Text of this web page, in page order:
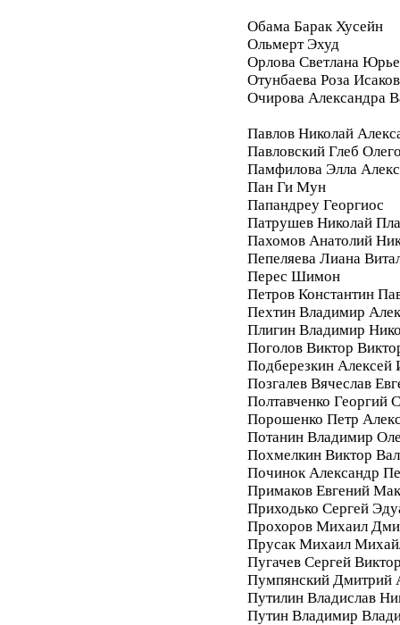
Обама Барак Хусейн
Ольмерт Эхуд
Орлова Светлана
Отунбаева Роза
Очирова Александра
Павлов Николай
Павловский Глеб
Памфилова Элла
Пан Ги Мун
Папандреу Георгиос
Патрушев Николай
Пахомов Анатолий
Пепеляева Лиана
Перес Шимон
Петров Константин
Пехтин Владимир
Плигин Владимир
Поголов Виктор
Подберезкин Алексей
Позгалев Вячеслав
Полтавченко Георгий
Порошенко Петр
Потанин Владимир
Похмелкин Виктор
Починок Александр
Примаков Евгений
Приходько Сергей
Прохоров Михаил
Прусак Михаил
Пугачев Сергей
Пумпянский Дмитрий
Путилин Владислав
Путин Владимир